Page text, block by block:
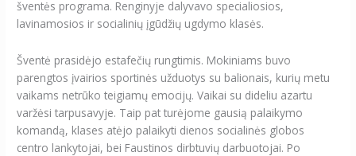
šventės programa. Renginyje dalyvavo specialiosios,
lavinamosios ir socialinių įgūdžių ugdymo klasės.
Šventė prasidėjo estafečių rungtimis. Mokiniams buvo
parengtos įvairios sportinės užduotys su balionais, kurių metu
vaikams netrūko teigiamų emocijų. Vaikai su dideliu azartu
varžėsi tarpusavyje. Taip pat turėjome gausią palaikymo
komandą, klases atėjo palaikyti dienos socialinės globos
centro lankytojai, bei Faustinos dirbtuvių darbuotojai. Po